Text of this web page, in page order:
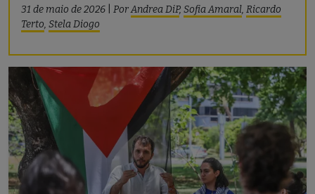
31 de maio de 2026 PorAndrea DiP, Sofia Amaral, Ricardo
Terto, Stela Diogo